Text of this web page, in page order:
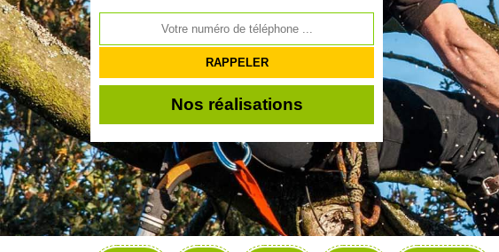
Nos réalisations